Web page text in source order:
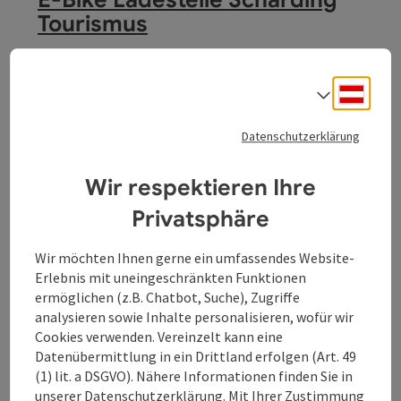
Tourismus
kostenloses Kartenmaterial, Tourenvorschläge,.... - E-Bike
Tankstelle am Hessen-Rainer-Platz, hier können Sie den
Akku ebenfalls kostenlos aufladen. - Fahrrad-Service-Box
Schließfächer für das Gepäck
Donnerstag geöffnet
Freitag geöffnet
Samstag geöffnet
Sonntag geöffnet
Feiertag geöffnet
Beitrag merken: E-Bike Ladestelle Wirtshaus zur
E-Bike Ladestelle Wirtshaus
zur Bums'n
Datenschutzerklärung
Wir respektieren Ihre
Privatsphäre
Wir möchten Ihnen gerne ein umfassendes Website-
Erlebnis mit uneingeschränkten Funktionen
ermöglichen (z.B. Chatbot, Suche), Zugriffe
analysieren sowie Inhalte personalisieren, wofür wir
Cookies verwenden. Vereinzelt kann eine
Datenübermittlung in ein Drittland erfolgen (Art. 49
(1) lit. a DSGVO). Nähere Informationen finden Sie in
unserer Datenschutzerklärung. Mit Ihrer Zustimmung